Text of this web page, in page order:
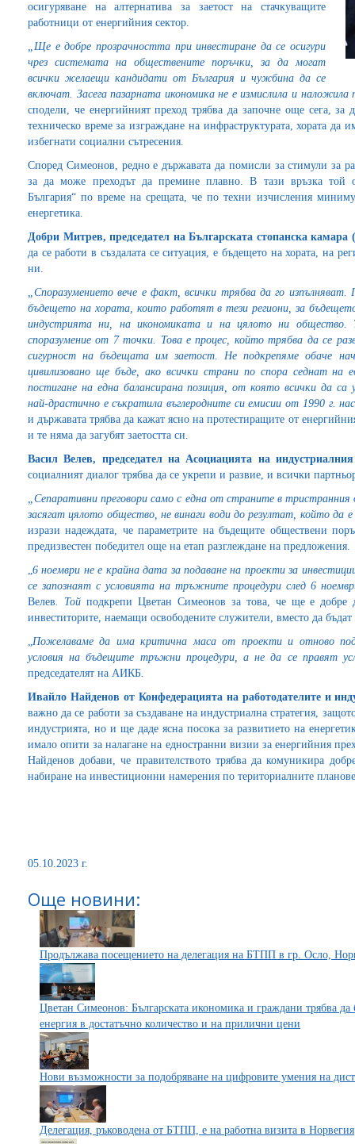
осигуряване на алтернатива за заетост на стачкуващите
работници от енергийния сектор.
„Ще е добре прозрачността при инвестиране да се осигури
чрез системата на обществените поръчки, за да могат
всички желаещи кандидати от България и чужбина да се
включат. Засега пазарната икономика не е измислила и
сподели, че енергийният преход трябва да започне още сега, за
техническо време за изграждане на инфраструктурата, хората да
избегнати социални сътресения.
Според Симеонов, редно е държавата да помисли за стимули за
за да може преходът да премине плавно. В тази връзка той
България“ по време на срещата, че по техни изчисления
енергетика.
Добри Митрев, председател на Българската стопанска
да се работи в създалата се ситуация, е бъдещето на хората, на
ни.
„Споразумението вече е факт, всички трябва да го
бъдещето на хората, които работят в тези региони, за
индустрията ни, на икономиката и на цялото ни общество.
споразумение от 7 точки. Това е процес, който трябва да се
сигурност на бъдещата им заетост. Не подкрепяме обаче
цивилизовано ще бъде, ако всички страни по спора седнат
постигане на една балансирана позиция, от която всички да
най-драстично е съкратила въглеродните си емисии от 1990 г.
и държавата трябва да кажат ясно на протестиращите от
и те няма да загубят заетостта си.
Васил Велев, председател на Асоциацията на
социалният диалог трябва да се укрепи и развие, и всички
„Сепаративни преговори само с една от страните в тристранния
засягат цялото общество, не винаги води до резултат, който да
изрази надеждата, че параметрите на бъдещите обществени
предизвестен победител още на етап разглеждане на предложения.
„6 ноември не е крайна дата за подаване на проекти за
се запознаят с условията на тръжните процедури след 6
Велев. Тойподкрепи Цветан Симеонов за това, че ще е добре
инвеститорите, наемащи освободените служители, вместо да
„Пожелаваме да има критична маса от проекти и отново
условия на бъдещите тръжни процедури, а не да се правят
председателят на АИКБ.
Ивайло Найденов от Конфедерацията на работодателите и
важно да се работи за създаване на индустриална стратегия,
индустрията, но и ще даде ясна посока за развитието на
имало опити за налагане на едностранни визии за енергийния
Найденов добави, че правителството трябва да комуникира
набиране на инвестиционни намерения по териториалните
05.10.2023 г.
Още новини:
Продължава посещението на делегация на БТПП в гр. Осло,
Цветан Симеонов: Българската икономика и граждани трябва да
енергия в достатъчно количество и на прилични цени
Нови възможности за подобряване на цифровите умения на
Делегация, ръководена от БТПП, е на работна визита в Норвегия